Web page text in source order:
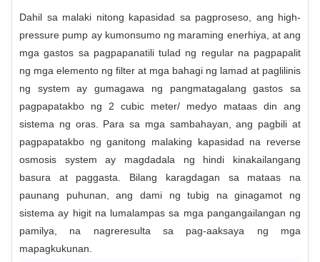
Dahil sa malaki nitong kapasidad sa pagproseso, ang high-
pressure pump ay kumonsumo ng maraming enerhiya, at ang
mga gastos sa pagpapanatili tulad ng regular na pagpapalit
ng mga elemento ng filter at mga bahagi ng lamad at paglilinis
ng system ay gumagawa ng pangmatagalang gastos sa
pagpapatakbo ng 2 cubic meter/ medyo mataas din ang
sistema ng oras. Para sa mga sambahayan, ang pagbili at
pagpapatakbo ng ganitong malaking kapasidad na reverse
osmosis system ay magdadala ng hindi kinakailangang
basura at paggasta. Bilang karagdagan sa mataas na
paunang puhunan, ang dami ng tubig na ginagamot ng
sistema ay higit na lumalampas sa mga pangangailangan ng
pamilya, na nagreresulta sa pag-aaksaya ng mga
mapagkukunan.